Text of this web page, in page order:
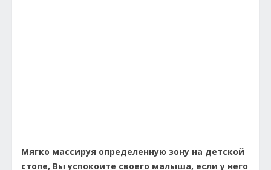
Мягко массируя определенную зону на детской
стопе, Вы успокоите своего малыша, если у него